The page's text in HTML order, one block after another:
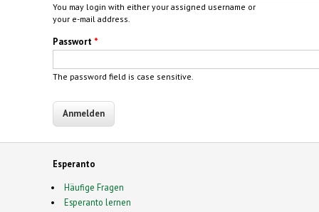
You may login with either your assigned username or
your e-mail address.
Passwort *
The password field is case sensitive.
Esperanto
Häufige Fragen
Esperanto lernen